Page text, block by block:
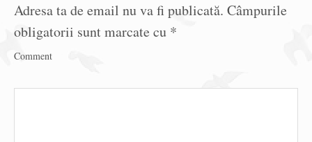
Adresa ta de email nu va fi publicată. Câmpurile
obligatorii sunt marcate cu *
Comment